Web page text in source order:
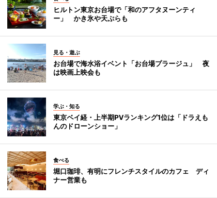
ヒルトン東京お台場で「和のアフタヌーンティ
ー」 かき氷や天ぷらも
見る・遊ぶ
お台場で海水浴イベント「お台場プラージュ」 夜
は映画上映会も
学ぶ・知る
東京ベイ経・上半期PVランキング1位は「ドラえも
んのドローンショー」
食べる
堀口珈琲、有明にフレンチスタイルのカフェ ディ
ナー営業も